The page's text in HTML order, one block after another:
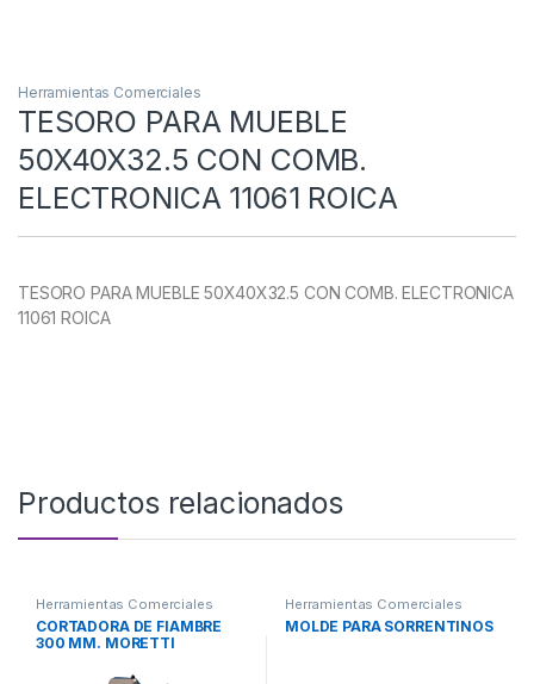
Herramientas Comerciales
TESORO PARA MUEBLE
50X40X32.5 CON COMB.
ELECTRONICA 11061 ROICA
TESORO PARA MUEBLE 50X40X32.5 CON COMB. ELECTRONICA
11061 ROICA
Productos relacionados
Herramientas Comerciales
CORTADORA DE FIAMBRE
300 MM. MORETTI
Herramientas Comerciales
MOLDE PARA SORRENTINOS